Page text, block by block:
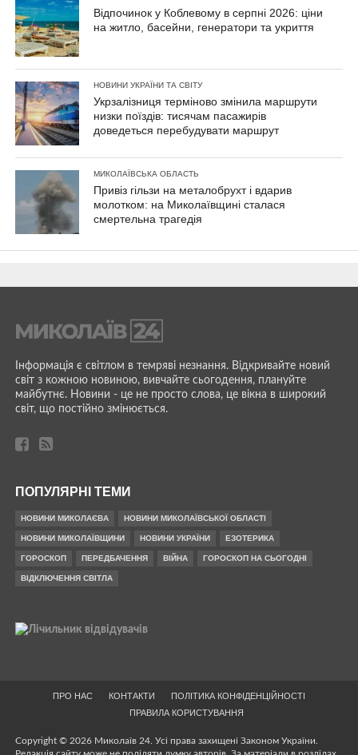
Відпочинок у Коблевому в серпні 2026: ціни
на житло, басейни, генератори та укриття
НОВИНИ УКРАЇНИ ТА СВІТУ
Укрзалізниця терміново змінила маршрути
низки поїздів: тисячам пасажирів
доведеться перебудувати маршрут
МИКОЛАЇВСЬКА ОБЛАСТЬ
Привіз гільзи на металобрухт і вдарив
молотком: на Миколаївщині сталася
смертельна трагедія
Інформація є світлом в темряві незнання. Відкривайте новий
світ з кожною новиною, вивчайте сьогодення, плануйте
майбутнє. Новини - це не просто слова, це вікна в широкий
світ, що постійно змінюється.
ПОПУЛЯРНІ ТЕМИ
НОВИНИ МИКОЛАЄВА НОВИНИ МИКОЛАЇВСЬКОЇ ОБЛАСТІ
НОВИНИ МИКОЛАЇВЩИНИ НОВИНИ УКРАЇНИ ЕЗОТЕРИКА
ГОРОСКОП ПЕРЕДБАЧЕННЯ ВІЙНА ГОРОСКОП НА СЬОГОДНІ
ВІДКЛЮЧЕННЯ СВІТЛА
ПРО НАС КОНТАКТИ
ПОЛІТИКА КОНФІДЕНЦІЙНОСТІ
ПРАВИЛА КОРИСТУВАННЯ
Copyright © 2026 Миколаїв 24. Усі права захищені Законом України.